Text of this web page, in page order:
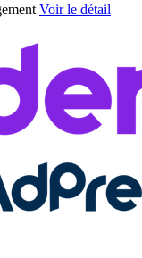
Voir le détail